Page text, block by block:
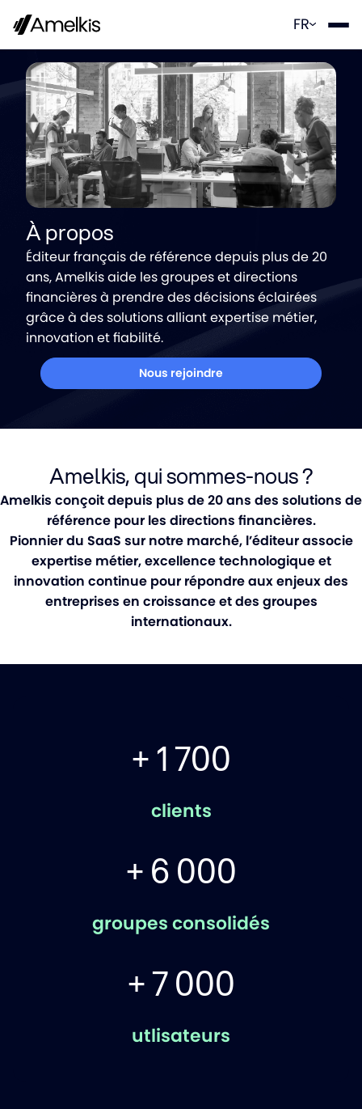
Panneau de gestion des cookies
FR
À propos
Éditeur français de référence depuis plus de 20
ans, Amelkis aide les groupes et directions
financières à prendre des décisions éclairées
grâce à des solutions alliant expertise métier,
innovation et fiabilité.
Nous rejoindre
Amelkis, qui sommes-nous ?
Amelkis conçoit depuis plus de 20 ans des solutions de
référence pour les directions financières.
Pionnier du SaaS sur notre marché, l’éditeur associe
expertise métier, excellence technologique et
innovation continue pour répondre aux enjeux des
entreprises en croissance et des groupes
internationaux.
+ 1 700
clients
+ 6 000
groupes consolidés
+ 7 000
utlisateurs